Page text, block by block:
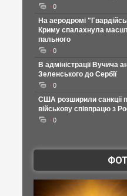
0
На аеродромі
Криму спалахнула
пального
0
В адміністрації Вучича
Зеленського до Сербії
0
США розширили санкції
військову співпрацю з
0